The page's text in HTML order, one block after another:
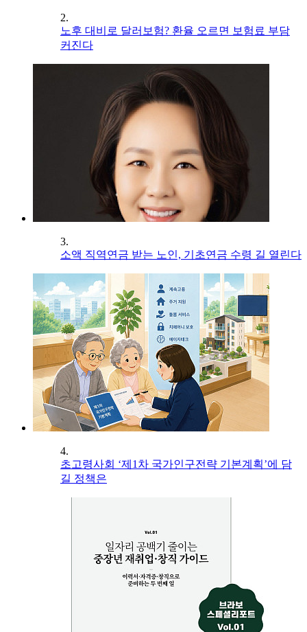
2.
노후 대비로 달러보험? 환율 오르면 보험료 부담
커진다
3.
소액 직역연금 받는 노인, 기초연금 수령 길 열린다
4.
초고령사회 ‘제1차 국가인구전략 기본계획’에 담
길 정책은